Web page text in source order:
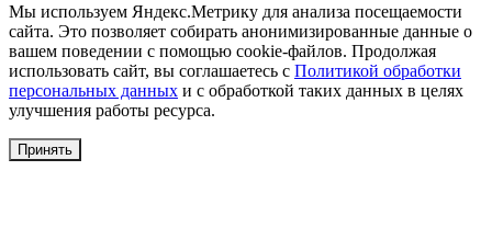
Мы используем Яндекс.Метрику для анализа посещаемости
сайта. Это позволяет собирать анонимизированные данные о
вашем поведении с помощью cookie-файлов. Продолжая
использовать сайт, вы соглашаетесь с Политикой обработки
персональных данных и с обработкой таких данных в целях
улучшения работы ресурса.
Принять